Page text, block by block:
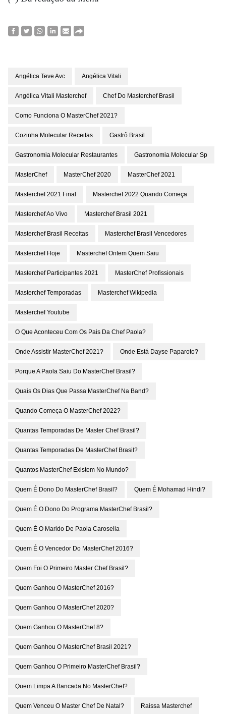
Angélica Teve Avc Angélica Vitali
Angélica Vitali Masterchef Chef Do Masterchef Brasil
Como Funciona O MasterChef 2021?
Cozinha Molecular Receitas Gastrô Brasil
Gastronomia Molecular Restaurantes Gastronomia Molecular Sp
MasterChef MasterChef 2020 MasterChef 2021
Masterchef 2021 Final Masterchef 2022 Quando Começa
Masterchef Ao Vivo Masterchef Brasil 2021
Masterchef Brasil Receitas Masterchef Brasil Vencedores
Masterchef Hoje Masterchef Ontem Quem Saiu
Masterchef Participantes 2021 MasterChef Profissionais
Masterchef Temporadas Masterchef Wikipedia
Masterchef Youtube
O Que Aconteceu Com Os Pais Da Chef Paola?
Onde Assistir MasterChef 2021? Onde Está Dayse Paparoto?
Porque A Paola Saiu Do MasterChef Brasil?
Quais Os Dias Que Passa MasterChef Na Band?
Quando Começa O MasterChef 2022?
Quantas Temporadas De Master Chef Brasil?
Quantas Temporadas De MasterChef Brasil?
Quantos MasterChef Existem No Mundo?
Quem É Dono Do MasterChef Brasil? Quem É Mohamad Hindi?
Quem É O Dono Do Programa MasterChef Brasil?
Quem É O Marido De Paola Carosella
Quem É O Vencedor Do MasterChef 2016?
Quem Foi O Primeiro Master Chef Brasil?
Quem Ganhou O MasterChef 2016?
Quem Ganhou O MasterChef 2020?
Quem Ganhou O MasterChef 8?
Quem Ganhou O MasterChef Brasil 2021?
Quem Ganhou O Primeiro MasterChef Brasil?
Quem Limpa A Bancada No MasterChef?
Quem Venceu O Master Chef De Natal? Raissa Masterchef